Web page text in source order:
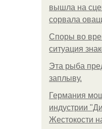
вышла на
сорвала
Споры во
ситуация
Эта рыба
заплыву.
Германия
индустрии
Жестокости